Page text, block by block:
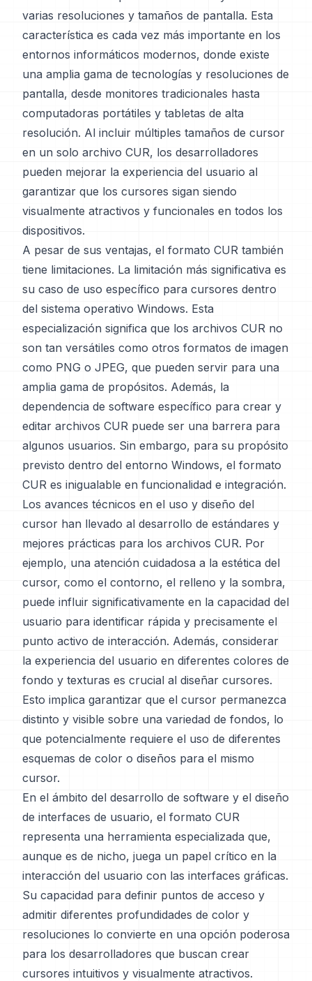
varias resoluciones y tamaños de pantalla. Esta
característica es cada vez más importante en los
entornos informáticos modernos, donde existe
una amplia gama de tecnologías y resoluciones de
pantalla, desde monitores tradicionales hasta
computadoras portátiles y tabletas de alta
resolución. Al incluir múltiples tamaños de cursor
en un solo archivo CUR, los desarrolladores
pueden mejorar la experiencia del usuario al
garantizar que los cursores sigan siendo
visualmente atractivos y funcionales en todos los
dispositivos.
A pesar de sus ventajas, el formato CUR también
tiene limitaciones. La limitación más significativa es
su caso de uso específico para cursores dentro
del sistema operativo Windows. Esta
especialización significa que los archivos CUR no
son tan versátiles como otros formatos de imagen
como PNG o JPEG, que pueden servir para una
amplia gama de propósitos. Además, la
dependencia de software específico para crear y
editar archivos CUR puede ser una barrera para
algunos usuarios. Sin embargo, para su propósito
previsto dentro del entorno Windows, el formato
CUR es inigualable en funcionalidad e integración.
Los avances técnicos en el uso y diseño del
cursor han llevado al desarrollo de estándares y
mejores prácticas para los archivos CUR. Por
ejemplo, una atención cuidadosa a la estética del
cursor, como el contorno, el relleno y la sombra,
puede influir significativamente en la capacidad del
usuario para identificar rápida y precisamente el
punto activo de interacción. Además, considerar
la experiencia del usuario en diferentes colores de
fondo y texturas es crucial al diseñar cursores.
Esto implica garantizar que el cursor permanezca
distinto y visible sobre una variedad de fondos, lo
que potencialmente requiere el uso de diferentes
esquemas de color o diseños para el mismo
cursor.
En el ámbito del desarrollo de software y el diseño
de interfaces de usuario, el formato CUR
representa una herramienta especializada que,
aunque es de nicho, juega un papel crítico en la
interacción del usuario con las interfaces gráficas.
Su capacidad para definir puntos de acceso y
admitir diferentes profundidades de color y
resoluciones lo convierte en una opción poderosa
para los desarrolladores que buscan crear
cursores intuitivos y visualmente atractivos.